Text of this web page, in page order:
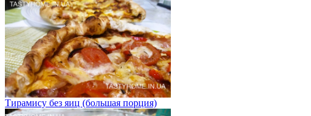
Тирамису без яиц (большая порция)